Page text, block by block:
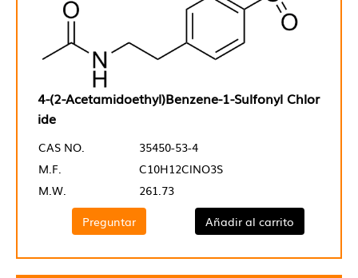
4-(2-Acetamidoethyl)Benzene-1-Sulfonyl Chlor
ide
CAS NO.
35450-53-4
M.F.
C10H12ClNO3S
M.W.
261.73
Preguntar
Añadir al carrito